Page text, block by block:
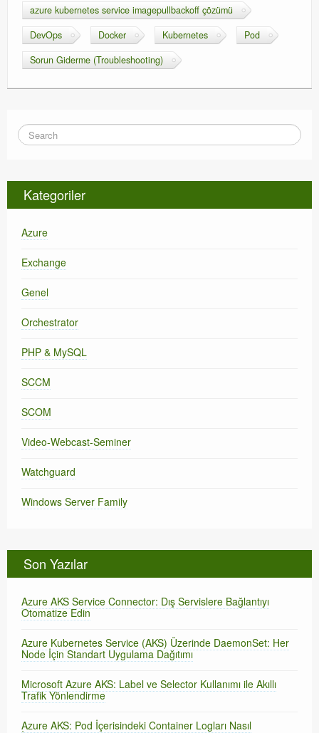
azure kubernetes service imagepullbackoff çözümü
DevOps
Docker Kubernetes
Pod
Sorun Giderme (Troubleshooting)
Kategoriler
Azure
Exchange
Genel
Orchestrator
PHP & MySQL
SCCM
SCOM
Video-Webcast-Seminer
Watchguard
Windows Server Family
Son Yazılar
Azure AKS Service Connector: Dış Servislere Bağlantıyı
Otomatize Edin
Azure Kubernetes Service (AKS) Üzerinde DaemonSet: Her
Node İçin Standart Uygulama Dağıtımı
Microsoft Azure AKS: Label ve Selector Kullanımı ile Akıllı
Trafik Yönlendirme
Azure AKS: Pod İçerisindeki Container Logları Nasıl